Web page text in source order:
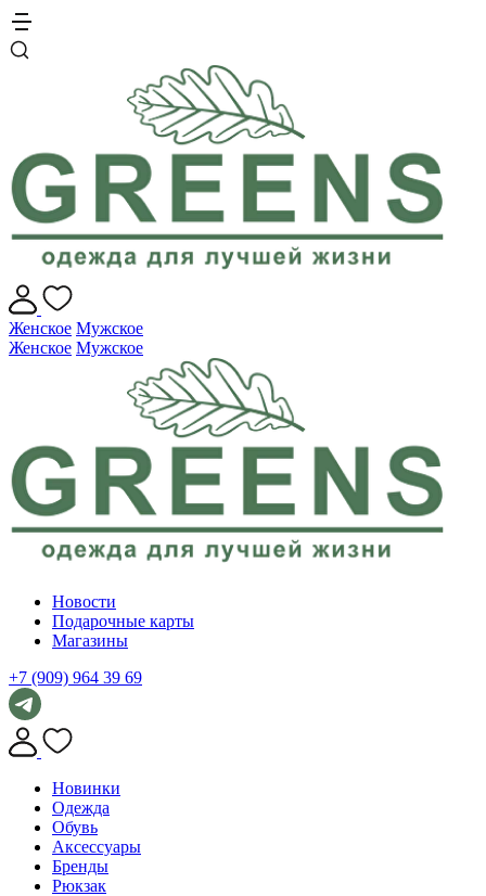
Женское Мужское
Женское Мужское
Новости
Подарочные карты
Магазины
+7 (909) 964 39 69
Новинки
Одежда
Обувь
Аксессуары
Бренды
Рюкзак